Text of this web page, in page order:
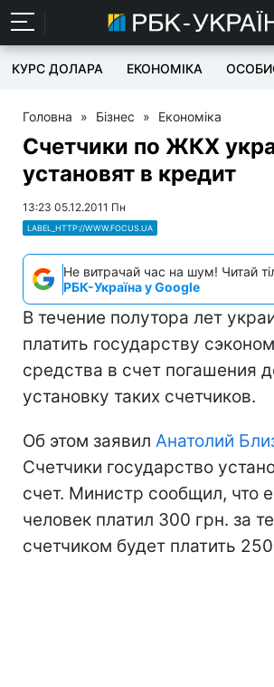
КУРС ДОЛАРА ЕКОНОМІКА
Головна » Бізнес » Економіка
Счетчики по ЖКХ
установят в кредит
13:23 05.12.2011 Пн
LABEL_HTTP://WWW.FOCUS.UA
Не витрачай час на шум! Читай
РБК-Україна у Google
В течение полутора лет
платить государству
средства в счет погашения
установку таких счетчиков.
Об этом заявил Анатолий
Счетчики государство
счет. Министр сообщил, что
человек платил 300 грн. за
счетчиком будет платить